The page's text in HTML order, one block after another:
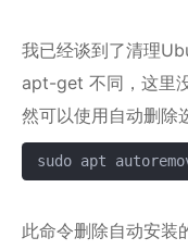
我已经谈到了清理
apt-get 不同，这里
然可以使用自动删除
sudo apt
此命令删除自动安装